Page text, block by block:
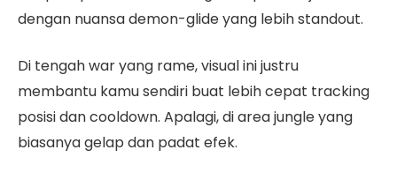
dengan nuansa demon-glide yang lebih standout.
Di tengah war yang rame, visual ini justru
membantu kamu sendiri buat lebih cepat tracking
posisi dan cooldown. Apalagi, di area jungle yang
biasanya gelap dan padat efek.